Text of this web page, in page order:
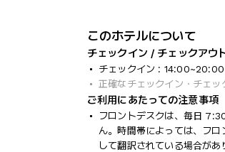
このホテルについて
チェックイン / チェックアウ
チェックイン :
正確なチェックイン・チェッ
ご利用にあたっての注意事項
フロントデスクは、毎日
ん。時間帯によっては、フ
して翻訳されている場合があ